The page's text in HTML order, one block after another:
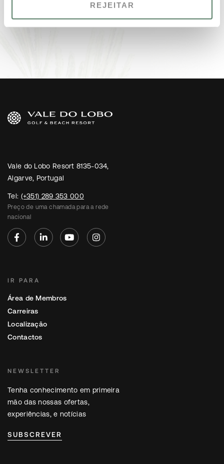
REJEITAR
Vale do Lobo Resort 8135-034,
Algarve, Portugal
Tel: (+351) 289 353 000
Preço de uma chamada para a rede
nacional
IR PARA
Área de Membros
Carreiras
Localização
Contactos
NEWSLETTER
Tenha conhecimento em primeira
mão das nossas ofertas,
experiências, e notícias
SUBSCREVER